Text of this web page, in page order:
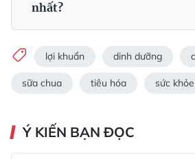
nhất?
lợi khuẩn dinh dưỡng
sữa chua tiêu hóa sức khỏe
Ý KIẾN BẠN ĐỌC